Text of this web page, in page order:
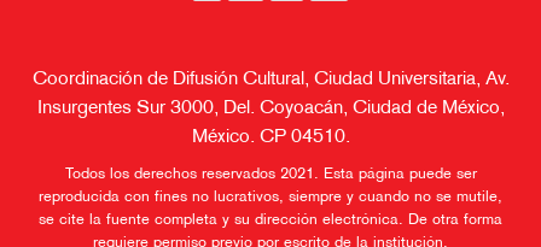
Coordinación de Difusión Cultural, Ciudad Universitaria, Av.
Insurgentes Sur 3000, Del. Coyoacán, Ciudad de México,
México. CP 04510.
Todos los derechos reservados 2021. Esta página puede ser
reproducida con fines no lucrativos, siempre y cuando no se mutile,
se cite la fuente completa y su dirección electrónica. De otra forma
requiere permiso previo por escrito de la institución.